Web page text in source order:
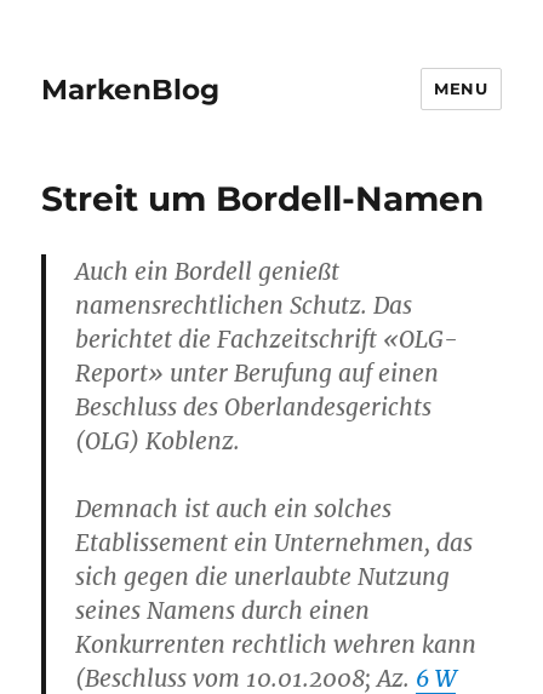
MarkenBlog MENU
Streit um Bordell-Namen
Auch ein Bordell genießt
namensrechtlichen Schutz. Das
berichtet die Fachzeitschrift «OLG-
Report» unter Berufung auf einen
Beschluss des Oberlandesgerichts
(OLG) Koblenz.
Demnach ist auch ein solches
Etablissement ein Unternehmen, das
sich gegen die unerlaubte Nutzung
seines Namens durch einen
Konkurrenten rechtlich wehren kann
(Beschluss vom 10.01.2008; Az. 6 W